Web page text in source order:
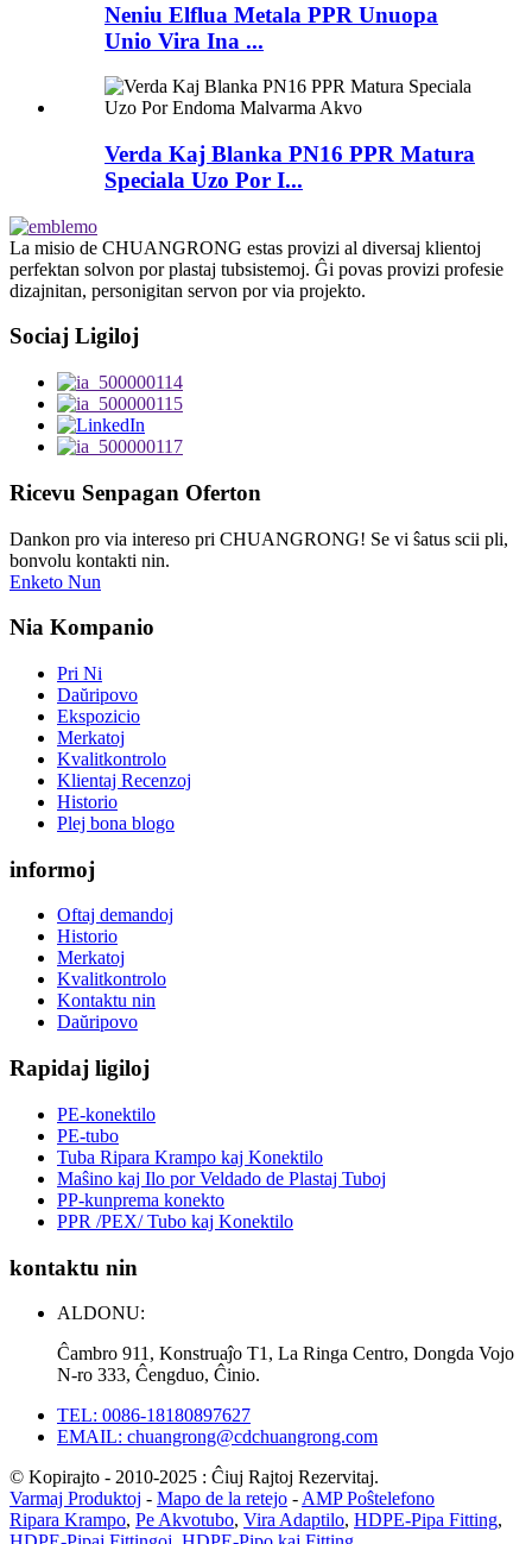
Neniu Elflua Metala PPR Unuopa
Unio Vira Ina ...
Verda Kaj Blanka PN16 PPR Matura
Speciala Uzo Por I...
La misio de CHUANGRONG estas provizi al diversaj klientoj
perfektan solvon por plastaj tubsistemoj. Ĝi povas provizi profesie
dizajnitan, personigitan servon por via projekto.
Sociaj Ligiloj
Ricevu Senpagan Oferton
Dankon pro via intereso pri CHUANGRONG! Se vi ŝatus scii pli,
bonvolu kontakti nin.
Enketo Nun
Nia Kompanio
Pri Ni
Daŭripovo
Ekspozicio
Merkatoj
Kvalitkontrolo
Klientaj Recenzoj
Historio
Plej bona blogo
informoj
Oftaj demandoj
Historio
Merkatoj
Kvalitkontrolo
Kontaktu nin
Daŭripovo
Rapidaj ligiloj
PE-konektilo
PE-tubo
Tuba Ripara Krampo kaj Konektilo
Maŝino kaj Ilo por Veldado de Plastaj Tuboj
PP-kunprema konekto
PPR /PEX/ Tubo kaj Konektilo
kontaktu nin
ALDONU:
Ĉambro 911, Konstruaĵo T1, La Ringa Centro, Dongda Vojo
N-ro 333, Ĉengduo, Ĉinio.
TEL: 0086-18180897627
EMAIL: chuangrong@cdchuangrong.com
© Kopirajto - 2010-2025 : Ĉiuj Rajtoj Rezervitaj.
Varmaj Produktoj - Mapo de la retejo - AMP Poŝtelefono
Ripara Krampo, Pe Akvotubo, Vira Adaptilo, HDPE-Pipa Fitting,